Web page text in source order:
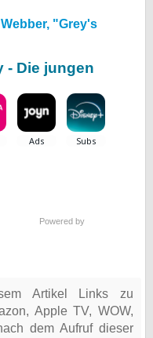
"Grey's
- Die jungen
Powered by
Artikel Links zu
Apple TV, WOW,
dem Aufruf dieser